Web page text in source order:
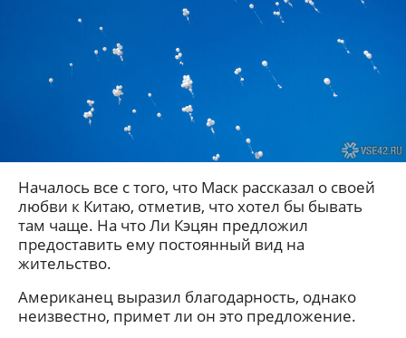
Началось все с того, что Маск рассказал о своей
любви к Китаю, отметив, что хотел бы бывать
там чаще. На что Ли Кэцян предложил
предоставить ему постоянный вид на
жительство.
Американец выразил благодарность, однако
неизвестно, примет ли он это предложение.